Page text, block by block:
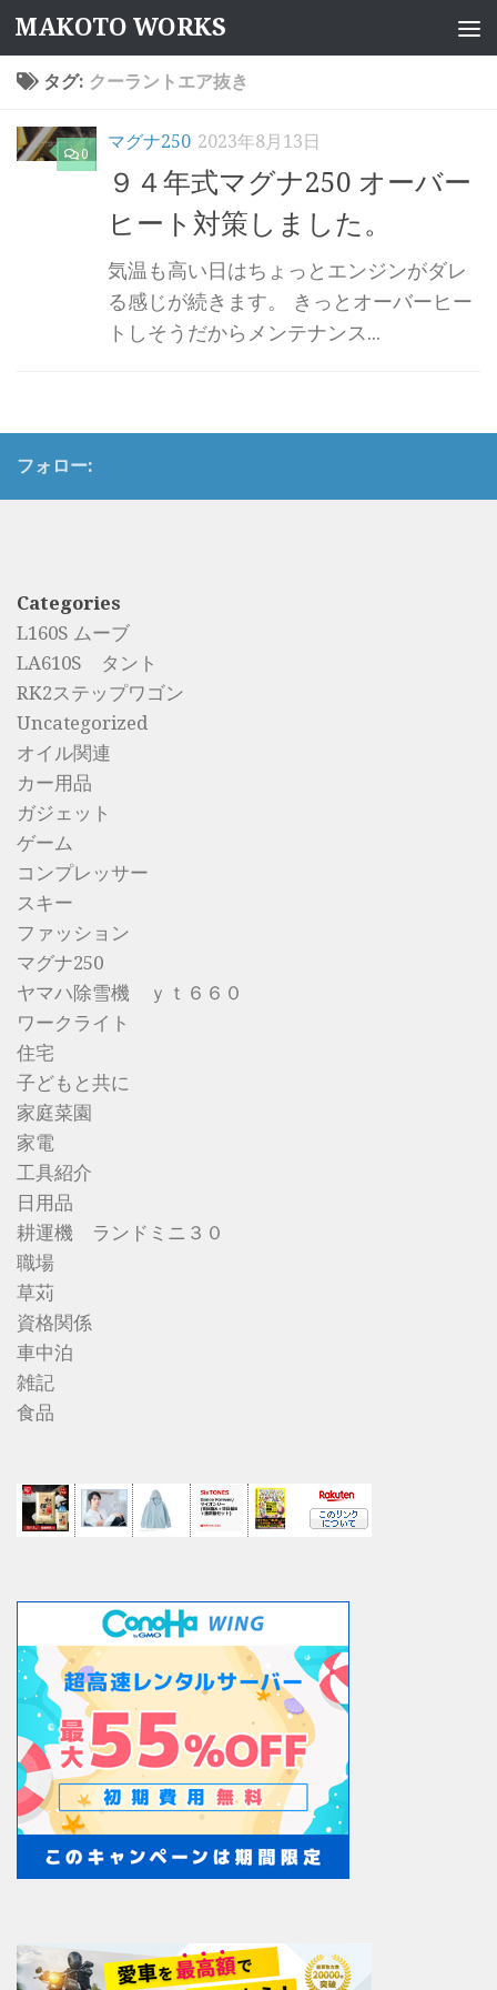
コンテンツへスキップ
MAKOTO WORKS
タグ: クーラントエア抜き
0
マグナ250 2023年8月13日
９４年式マグナ250 オーバー
ヒート対策しました。
気温も高い日はちょっとエンジンがダレ
る感じが続きます。 きっとオーバーヒー
トしそうだからメンテナンス...
フォロー:
Categories
L160S ムーブ
LA610S タント
RK2ステップワゴン
Uncategorized
オイル関連
カー用品
ガジェット
ゲーム
コンプレッサー
スキー
ファッション
マグナ250
ヤマハ除雪機 ｙｔ６６０
ワークライト
住宅
子どもと共に
家庭菜園
家電
工具紹介
日用品
耕運機 ランドミニ３０
職場
草苅
資格関係
車中泊
雑記
食品